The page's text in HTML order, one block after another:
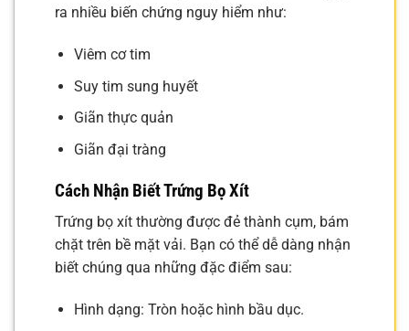
ra nhiều biến chứng nguy hiểm như:
Viêm cơ tim
Suy tim sung huyết
Giãn thực quản
Giãn đại tràng
Cách Nhận Biết Trứng Bọ Xít
Trứng bọ xít thường được đẻ thành cụm, bám
chặt trên bề mặt vải. Bạn có thể dễ dàng nhận
biết chúng qua những đặc điểm sau:
Hình dạng: Tròn hoặc hình bầu dục.